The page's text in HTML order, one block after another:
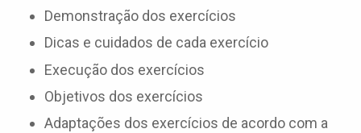
Demonstração dos exercícios
Dicas e cuidados de cada exercício
Execução dos exercícios
Objetivos dos exercícios
Adaptações dos exercícios de acordo com a